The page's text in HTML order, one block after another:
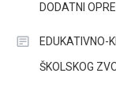
DODATNI
EDUKATIVNO-
ŠKOLSKOG